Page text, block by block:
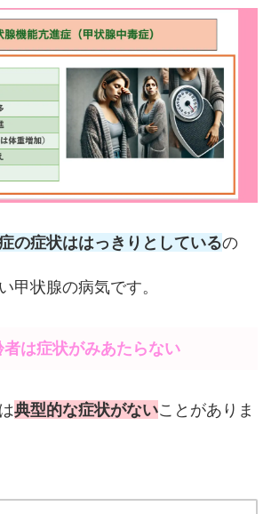
の症状ははっきりとしているの
甲状腺の病気です。
は症状がみあたらない
典型的な症状がないことがありま